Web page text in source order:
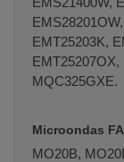
EMT25203K,
MQC325GXE.
Microondas
MO20B,